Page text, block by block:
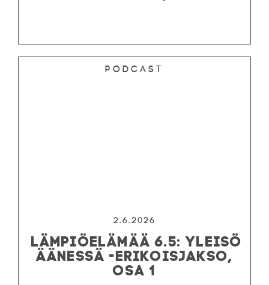
Podcast
2.6.2026
LÄMPIÖELÄMÄÄ 6.5: YLEISÖ
ÄÄNESSÄ -ERIKOISJAKSO,
OSA 1